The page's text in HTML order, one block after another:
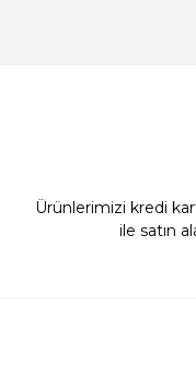
Ürünlerimizi kredi
ile satın